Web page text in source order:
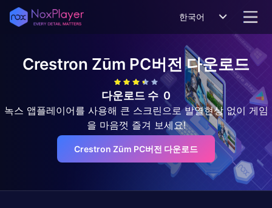
한국어
Crestron Zūm PC버전 다운로드
다운로드 수 0
녹스 앱플레이어를 사용해 큰 스크린으로 발열현상 없이 게임
을 마음껏 즐겨 보세요!
Crestron Zūm PC버전 다운로드